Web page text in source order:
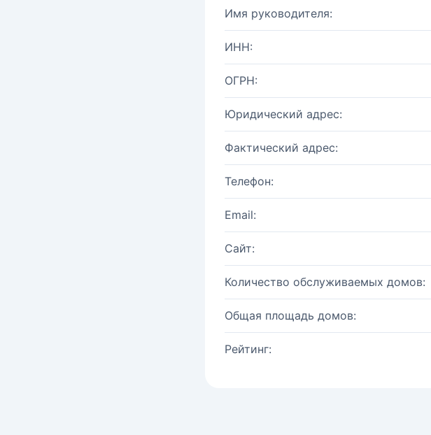
Имя руководителя:
ИНН:
ОГРН:
Юридический адрес:
Фактический адрес:
Телефон:
Email:
Сайт:
Количество обслуживаемых домов:
Общая площадь домов:
Рейтинг: